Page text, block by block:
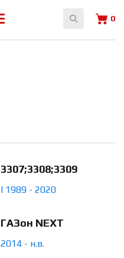
0
3307;3308;3309
I 1989 - 2020
ГАЗон NEXT
2014 - н.в.